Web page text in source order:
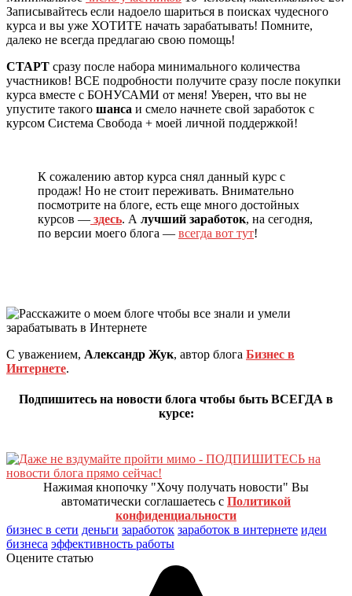
Записывайтесь если надоело шариться в поисках чудесного
курса и вы уже ХОТИТЕ начать зарабатывать! Помните,
далеко не всегда предлагаю свою помощь!
СТАРТ сразу после набора минимального количества
участников! ВСЕ подробности получите сразу после покупки
курса вместе с БОНУСАМИ от меня! Уверен, что вы не
упустите такого шанса и смело начнете свой заработок с
курсом Система Свобода + моей личной поддержкой!
К сожалению автор курса снял данный курс с
продаж! Но не стоит переживать. Внимательно
посмотрите на блоге, есть еще много достойных
курсов — здесь. А лучший заработок, на сегодня,
по версии моего блога — всегда вот тут!
С уважением, Александр Жук, автор блога Бизнес в
Интернете.
Подпишитесь на новости блога чтобы быть ВСЕГДА в
курсе:
Нажимая кнопочку "Хочу получать новости" Вы
автоматически соглашаетесь с Политикой
конфиденциальности
бизнес в сети деньги заработок заработок в интернете идеи
бизнеса эффективность работы
Оцените статью